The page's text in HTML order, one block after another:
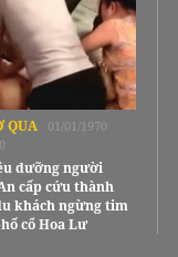
QUA
01/01/1970
dưỡng người
cấp cứu thành
khách ngừng tim
cổ Hoa Lư